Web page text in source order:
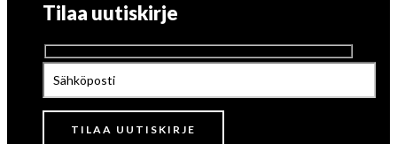
Tilaa uutiskirje